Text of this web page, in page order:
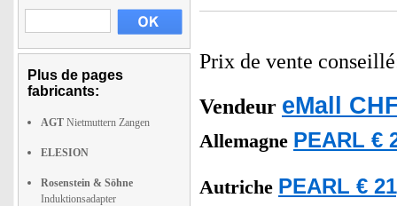
Plus de pages
fabricants:
AGT Nietmuttern Zangen
ELESION
Rosenstein & Söhne
Induktionsadapter
Prix de vente
Vendeur eMall
Allemagne PEARL €
Autriche PEARL €